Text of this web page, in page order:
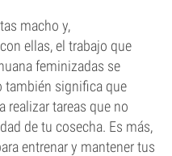
macho y,
ellas, el trabajo que
feminizadas se
también significa que
realizar tareas que no
de tu cosecha. Es más,
entrenar y mantener tus